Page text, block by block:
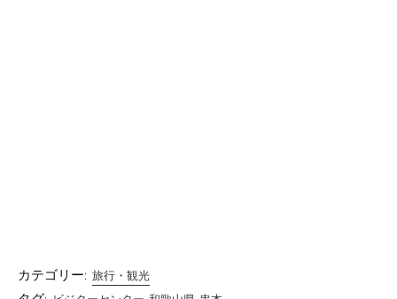
カテゴリー: 旅行・観光